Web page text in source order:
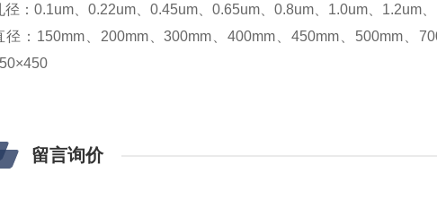
径：0.1um、0.22um、0.45um、0.65um、0.8um、1.0um、1.2um
径：150mm、200mm、300mm、400mm、450mm、500mm、
留言询价